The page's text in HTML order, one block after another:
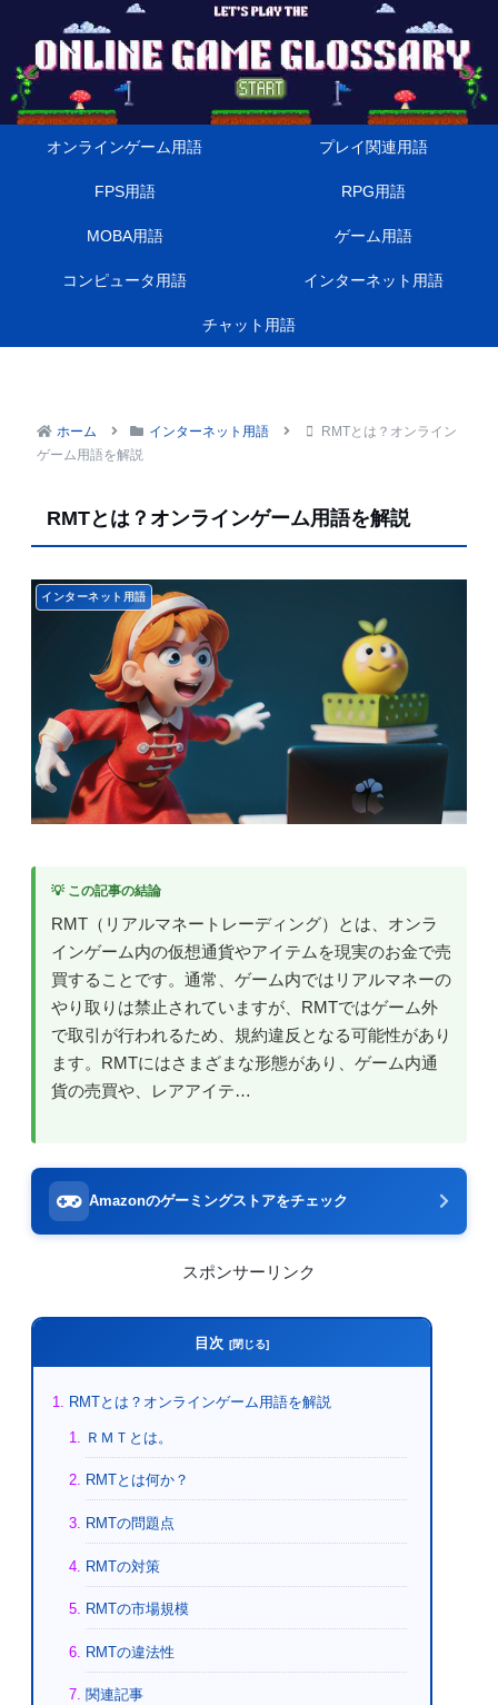
オンラインゲーム用語 プレイ関連用語
FPS用語 RPG用語
MOBA用語 ゲーム用語
コンピュータ用語 インターネット用語
チャット用語
ホーム インターネット用語
RMTとは？オンライン
ゲーム用語を解説
RMTとは？オンラインゲーム用語を解説
インターネット用語
💡 この記事の結論
RMT（リアルマネートレーディング）とは、オンラ
インゲーム内の仮想通貨やアイテムを現実のお金で売
買することです。通常、ゲーム内ではリアルマネーの
やり取りは禁止されていますが、RMTではゲーム外
で取引が行われるため、規約違反となる可能性があり
ます。RMTにはさまざまな形態があり、ゲーム内通
貨の売買や、レアアイテ…
Amazonのゲーミングストアをチェック
スポンサーリンク
目次
RMTとは？オンラインゲーム用語を解説
ＲＭＴとは。
RMTとは何か？
RMTの問題点
RMTの対策
RMTの市場規模
RMTの違法性
関連記事